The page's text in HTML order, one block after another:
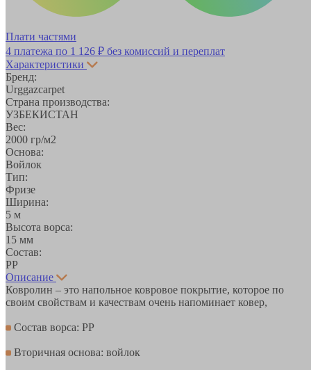
Плати частями
4 платежа по 1 126 ₽ без комиссий и переплат
Характеристики
Бренд:
Urggazcarpet
Страна производства:
УЗБЕКИСТАН
Вес:
2000 гр/м2
Основа:
Войлок
Тип:
Фризе
Ширина:
5 м
Высота ворса:
15 мм
Состав:
PP
Описание
Ковролин – это напольное ковровое покрытие, которое по
своим свойствам и качествам очень напоминает ковер,
Состав ворса: PР
Вторичная основа: войлок